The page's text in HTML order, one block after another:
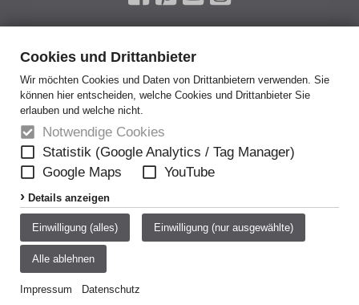
Cookies und Drittanbieter
Wir möchten Cookies und Daten von Drittanbietern verwenden. Sie
können hier entscheiden, welche Cookies und Drittanbieter Sie
erlauben und welche nicht.
Notwendige Cookies
Statistik (Google Analytics / Tag Manager)
Google Maps
YouTube
Details anzeigen
Einwilligung (alles) Einwilligung (nur ausgewählte)
Alle ablehnen
Impressum Datenschutz
Home
AEB
Datenschutz
Impressum
Produkt-Merkliste